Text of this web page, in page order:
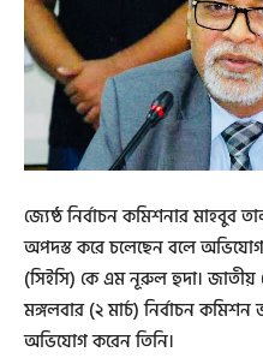
জ্যেষ্ঠ নির্বাচন কমিশনার মাহবুব
অপদস্ত করে চলেছেন বলে অভিযোগ
(সিইসি) কে এম নূরুল হুদা।
মঙ্গলবার (২ মার্চ) নির্বাচন
অভিযোগ করেন তিনি।